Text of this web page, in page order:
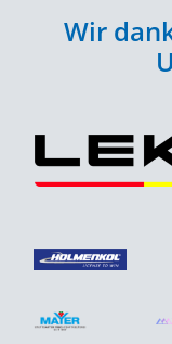
Wir